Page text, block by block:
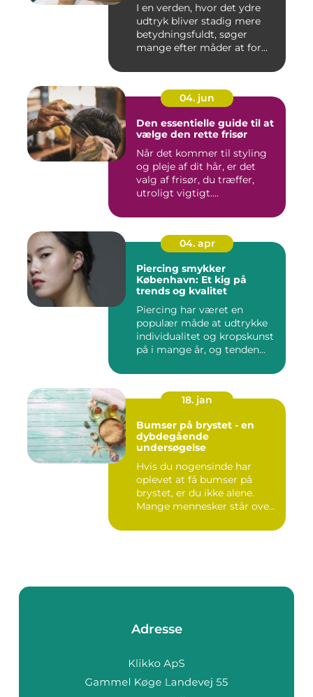
I en verden, hvor det ydre
udtryk bliver stadig mere
betydningsfuldt, søger
mange efter måder at for...
04. jun
Den essentielle guide til at
vælge den rette frisør
Når det kommer til styling
og pleje af dit hår, er det
valg af frisør, du træffer,
utroligt vigtigt....
04. apr
Piercing smykker
København: Et kig på
trends og kvalitet
Piercing har været en
populær måde at udtrykke
individualitet og kropskunst
på i mange år, og tenden...
18. jan
Bumser på brystet - en
dybdegående
undersøgelse
Hvis du nogensinde har
oplevet at få bumser på
brystet, er du ikke alene.
Mange mennesker står over
Adresse